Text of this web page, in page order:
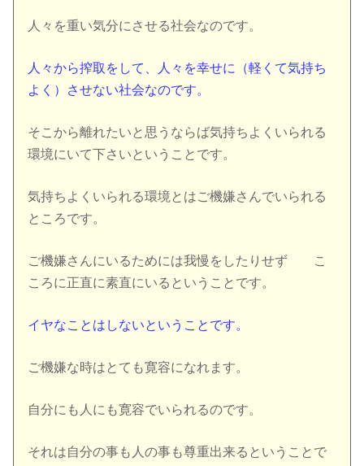
人々を重い気分にさせる社会なのです。
人々から搾取をして、人々を幸せに（軽くて気持ち
よく）させない社会なのです。
そこから離れたいと思うならば気持ちよくいられる
環境にいて下さいということです。
気持ちよくいられる環境とはご機嫌さんでいられる
ところです。
ご機嫌さんにいるためには我慢をしたりせず こ
ころに正直に素直にいるということです。
イヤなことはしないということです。
ご機嫌な時はとても寛容になれます。
自分にも人にも寛容でいられるのです。
それは自分の事も人の事も尊重出来るということで